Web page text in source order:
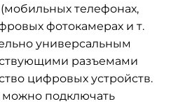
телефонах,
фотокамерах и т.
универсальным
разъемами
цифровых устройств.
подключать